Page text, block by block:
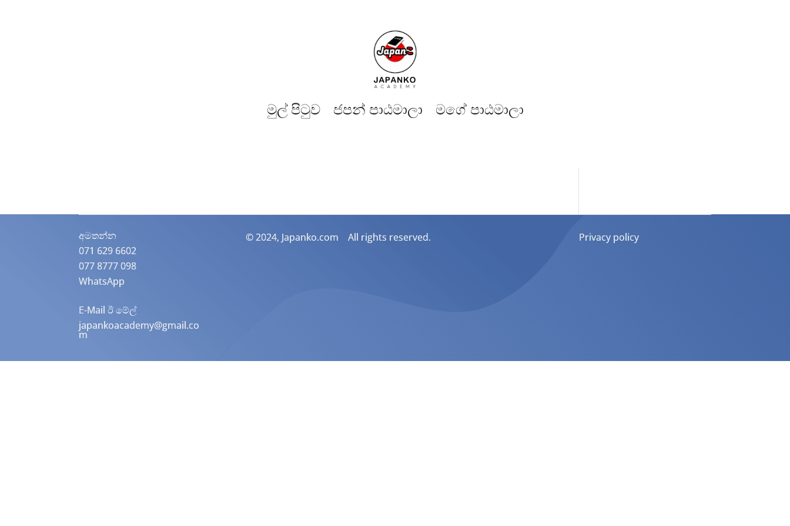
මුල් පිටුව​ ජපන් පාඨමාලා මගේ පාඨමාලා
අමතන්න​
071 629 6602
077 8777 098
WhatsApp
E-Mail ඊ මේල්
japankoacademy@gmail.co
m
© 2024, Japanko.com All rights reserved. Privacy policy